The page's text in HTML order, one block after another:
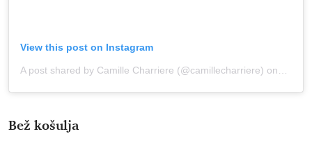
View this post on Instagram
A post shared by Camille Charriere (@camillecharriere) onJul 20, 2020 at 8:08am PDT
Bež košulja